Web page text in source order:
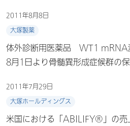
2011年8月8日
大塚製薬
体外診断用医薬品 WT1 mRNA
8月1日より骨髄異形成症候群の
2011年7月29日
大塚ホールディングス
米国における「ABILIFY®」の